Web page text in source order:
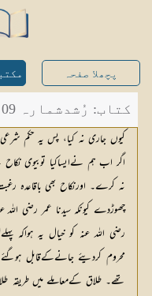
پچھلا صفحہ
کتاب: رُشدشمارہ 09 - صفحہ 65
کیوں جاری نہ کیا، پس یہ حکم شرعی
اگر اب ہم نےایساکیا توبیوی
نہ کرے۔ اورنکاح بھی باقاعدہ
چھوڑدے کیونکہ سیدنا عمر رضی
رضی اللہ عنہ کو خیال یہ
محروم کردیئے جانےکےقابل
تھے۔ طلاق کےمعاملے میں طریقہ